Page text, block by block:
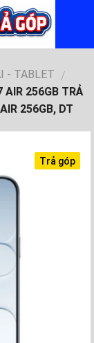
- TABLET /
AIR 256GB TRẢ
256GB, DT
Trả góp